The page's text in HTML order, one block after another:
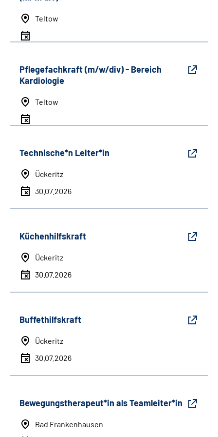
Teltow
Pflegefachkraft (m/w/div) - Bereich
Kardiologie
Teltow
Technische*n Leiter*in
Ückeritz
30.07.2026
Küchenhilfskraft
Ückeritz
30.07.2026
Buffethilfskraft
Ückeritz
30.07.2026
Bewegungstherapeut*in als Teamleiter*in
Bad Frankenhausen